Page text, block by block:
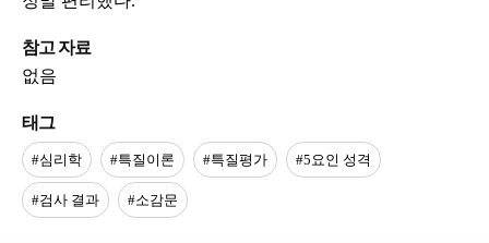
참고 자료
없음
태그
#심리학 #특질이론 #특질평가 #5요인 성격
#검사 결과 #소감문